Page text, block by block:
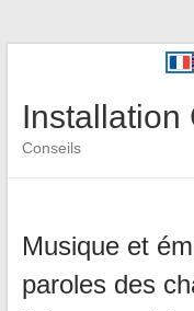
Installation
Conseils
Musique et
paroles des